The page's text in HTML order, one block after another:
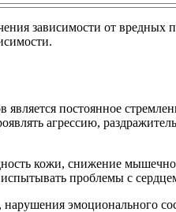
зависимости от вредных
постоянное
агрессию,
кожи, снижение
проблемы с
эмоционального